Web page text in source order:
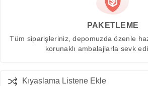
PAKETLEME
Tüm siparişleriniz, depomuzda özenle
korunaklı ambalajlarla sevk
Kıyaslama Listene Ekle